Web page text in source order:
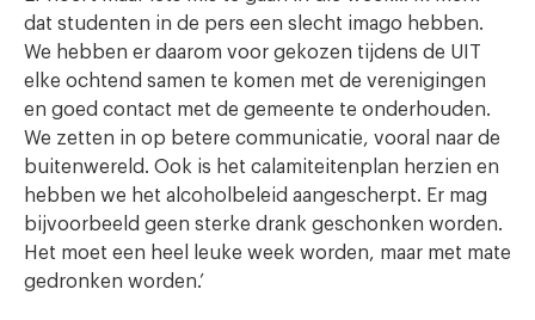
dat studenten in de pers een slecht imago hebben.
We hebben er daarom voor gekozen tijdens de UIT
elke ochtend samen te komen met de verenigingen
en goed contact met de gemeente te onderhouden.
We zetten in op betere communicatie, vooral naar de
buitenwereld. Ook is het calamiteitenplan herzien en
hebben we het alcoholbeleid aangescherpt. Er mag
bijvoorbeeld geen sterke drank geschonken worden.
Het moet een heel leuke week worden, maar met mate
gedronken worden.’